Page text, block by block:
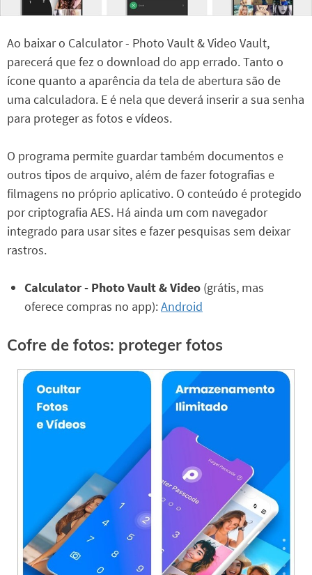
Ao baixar o Calculator - Photo Vault & Video Vault,
parecerá que fez o download do app errado. Tanto o
ícone quanto a aparência da tela de abertura são de
uma calculadora. E é nela que deverá inserir a sua senha
para proteger as fotos e vídeos.
O programa permite guardar também documentos e
outros tipos de arquivo, além de fazer fotografias e
filmagens no próprio aplicativo. O conteúdo é protegido
por criptografia AES. Há ainda um com navegador
integrado para usar sites e fazer pesquisas sem deixar
rastros.
Calculator - Photo Vault & Video (grátis, mas
oferece compras no app):Android
Cofre de fotos: proteger fotos